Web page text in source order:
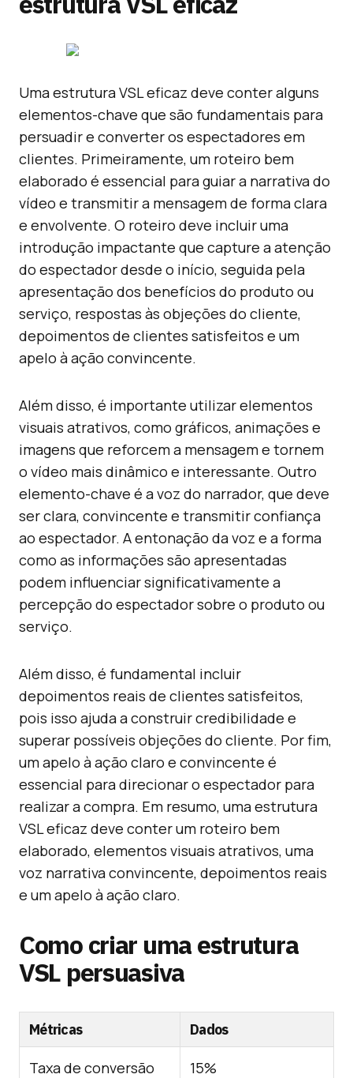
Uma estrutura VSL eficaz deve conter alguns
elementos-chave que são fundamentais para
persuadir e converter os espectadores em
clientes. Primeiramente, um roteiro bem
elaborado é essencial para guiar a narrativa do
vídeo e transmitir a mensagem de forma clara
e envolvente. O roteiro deve incluir uma
introdução impactante que capture a atenção
do espectador desde o início, seguida pela
apresentação dos benefícios do produto ou
serviço, respostas às objeções do cliente,
depoimentos de clientes satisfeitos e um
apelo à ação convincente.
Além disso, é importante utilizar elementos
visuais atrativos, como gráficos, animações e
imagens que reforcem a mensagem e tornem
o vídeo mais dinâmico e interessante. Outro
elemento-chave é a voz do narrador, que deve
ser clara, convincente e transmitir confiança
ao espectador. A entonação da voz e a forma
como as informações são apresentadas
podem influenciar significativamente a
percepção do espectador sobre o produto ou
serviço.
Além disso, é fundamental incluir
depoimentos reais de clientes satisfeitos,
pois isso ajuda a construir credibilidade e
superar possíveis objeções do cliente. Por fim,
um apelo à ação claro e convincente é
essencial para direcionar o espectador para
realizar a compra. Em resumo, uma estrutura
VSL eficaz deve conter um roteiro bem
elaborado, elementos visuais atrativos, uma
voz narrativa convincente, depoimentos reais
e um apelo à ação claro.
Como criar uma estrutura
VSL persuasiva
Métricas Dados
Taxa de conversão 15%